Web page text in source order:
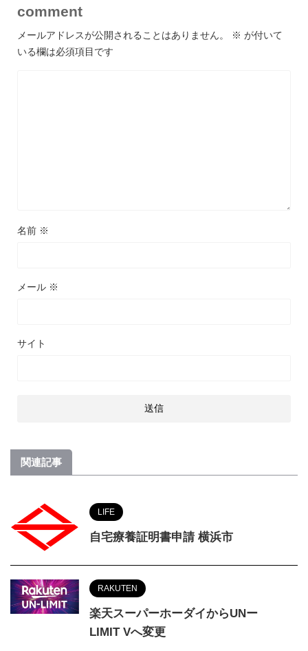
comment
メールアドレスが公開されることはありません。 ※ が付いて
いる欄は必須項目です
名前 ※
メール ※
サイト
関連記事
LIFE
自宅療養証明書申請 横浜市
RAKUTEN
楽天スーパーホーダイからUNー
LIMIT Vへ変更